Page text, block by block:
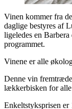
Vinen kommer fra
daglige bestyres af
ligeledes en
programmet.
Vinene er alle
Denne vin
lækkerbisken for
Enkeltstyksprisen er